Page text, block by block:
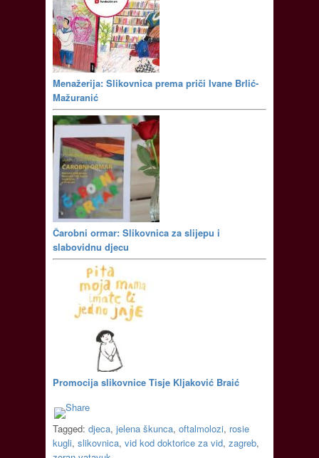
Menažerija: Slikovnica prema priči Ivane Brlić-
Mažuranić
Čarobni ormar: Slikovnica za slijepu i
slabovidnu djecu
Promocija slikovnice Tisje Kljaković Braić
Tagged: djeca, jelena škunca, oftalmolozi, rosie
kugli, slikovnica, vid kod doktorice za vid, zagreb,